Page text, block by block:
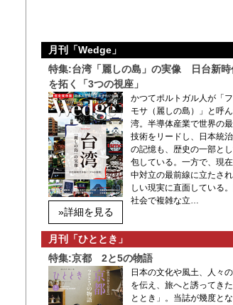
月刊「Wedge」
特集:台湾「麗しの島」の実像 日台新時
を拓く「3つの視座」
»詳細を見る
かつてポルトガル人が「
モサ（麗しの島）」と呼
湾。半導体産業で世界の
技術をリードし、日本統
の記憶も、歴史の一部と
包している。一方で、現
中対立の最前線に立たさ
しい現実に直面している
社会で複雑な立…
月刊「ひととき」
特集:京都 2と5の物語
日本の文化や風土、人々
を伝え、旅へと誘ってき
ととき」。当誌が幾度と